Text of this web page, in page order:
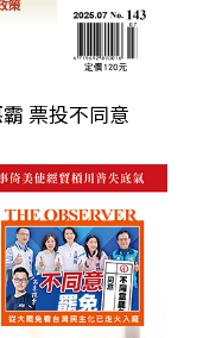
票投不同意